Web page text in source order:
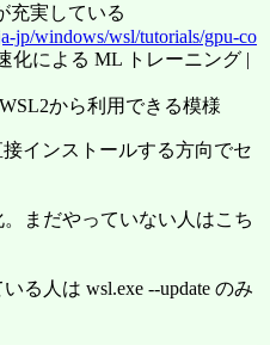
充実している
jp/windows/wsl/tutorials/gpu-co
化による ML トレーニング |
から利用できる模様
インストールする方向でセ
まだやっていない人はこち
る人は wsl.exe --update のみ